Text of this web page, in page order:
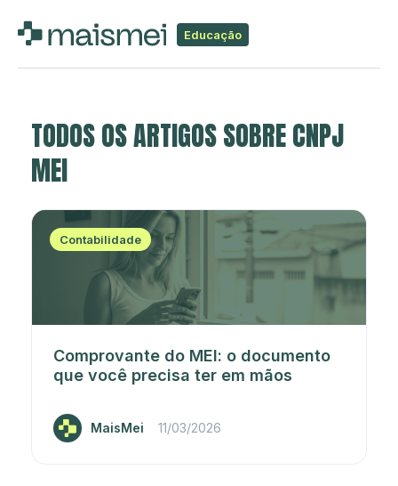
Educação
TODOS OS ARTIGOS SOBRE CNPJ
MEI
Contabilidade
Comprovante do MEI: o documento
que você precisa ter em mãos
MaisMei 11/03/2026